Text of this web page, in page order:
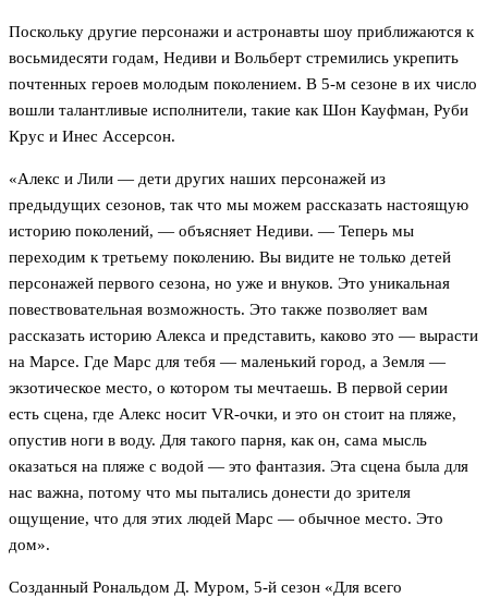
Поскольку другие персонажи и астронавты шоу приближаются к
восьмидесяти годам, Недиви и Вольберт стремились укрепить
почтенных героев молодым поколением. В 5-м сезоне в их число
вошли талантливые исполнители, такие как Шон Кауфман, Руби
Крус и Инес Ассерсон.
«Алекс и Лили — дети других наших персонажей из
предыдущих сезонов, так что мы можем рассказать настоящую
историю поколений, — объясняет Недиви. — Теперь мы
переходим к третьему поколению. Вы видите не только детей
персонажей первого сезона, но уже и внуков. Это уникальная
повествовательная возможность. Это также позволяет вам
рассказать историю Алекса и представить, каково это — вырасти
на Марсе. Где Марс для тебя — маленький город, а Земля —
экзотическое место, о котором ты мечтаешь. В первой серии
есть сцена, где Алекс носит VR-очки, и это он стоит на пляже,
опустив ноги в воду. Для такого парня, как он, сама мысль
оказаться на пляже с водой — это фантазия. Эта сцена была для
нас важна, потому что мы пытались донести до зрителя
ощущение, что для этих людей Марс — обычное место. Это
дом».
Созданный Рональдом Д. Муром, 5-й сезон «Для всего